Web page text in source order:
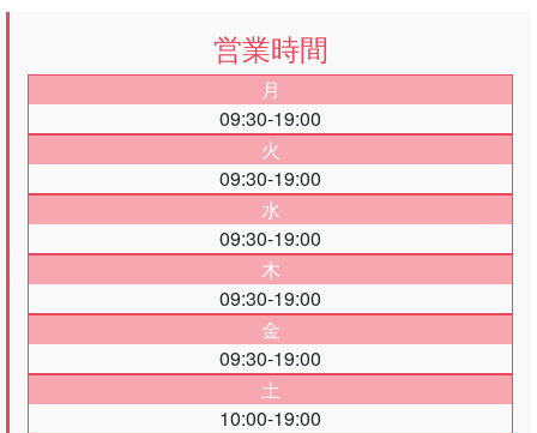
営業時間
月
09:30-19:00
火
09:30-19:00
水
09:30-19:00
木
09:30-19:00
金
09:30-19:00
土
10:00-19:00